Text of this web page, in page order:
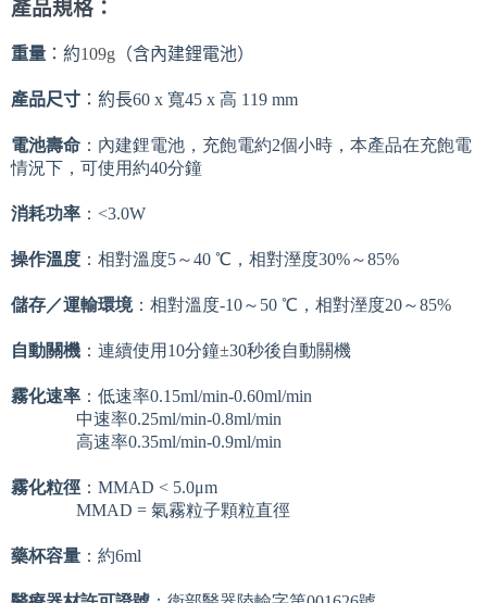
產品規格：
重量 ：約109g （含內建鋰電池）
產品尺寸 ：約長60 x 寬45 x 高 119 mm
電池壽命 ：內建鋰電池，充飽電約2個小時，本產品在充飽電
情況下，可使用約40分鐘
消耗功率 ：<3.0W
操作溫度 ：相對溫度5～40 ℃，相對溼度30%～85%
儲存／運輸環境：相對溫度-10～50 ℃，相對溼度20～85%
自動關機 ：連續使用10分鐘±30秒後自動關機
霧化速率 ：低速率0.15ml/min-0.60ml/min
中速率0.25ml/min-0.8ml/min
高速率0.35ml/min-0.9ml/min
霧化粒徑 ：MMAD < 5.0μm
MMAD = 氣霧粒子顆粒直徑
藥杯容量 ：約6ml